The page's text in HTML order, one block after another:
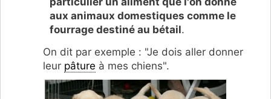
aux animaux domestiques comme le
fourrage destiné au bétail.
On dit par exemple : "Je dois aller donner
leur pâture à mes chiens".